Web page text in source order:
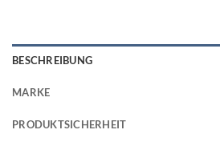
BESCHREIBUNG
MARKE
PRODUKTSICHERHEIT